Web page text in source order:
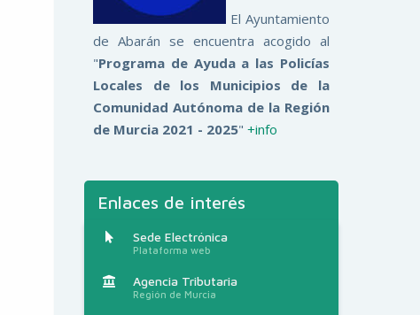
El Ayuntamiento
de Abarán se encuentra acogido al
"Programa de Ayuda a las Policías
Locales de los Municipios de la
Comunidad Autónoma de la Región
de Murcia 2021 - 2025" +info
Enlaces de interés
Sede Electrónica
Plataforma web
Agencia Tributaria
Región de Murcia